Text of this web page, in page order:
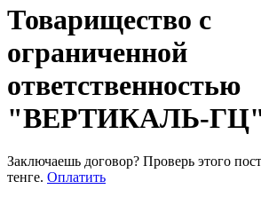
Товарищество с
ограниченной
ответственностью
"ВЕРТИКАЛЬ-
Заключаешь договор? Проверь этого
тенге. Оплатить